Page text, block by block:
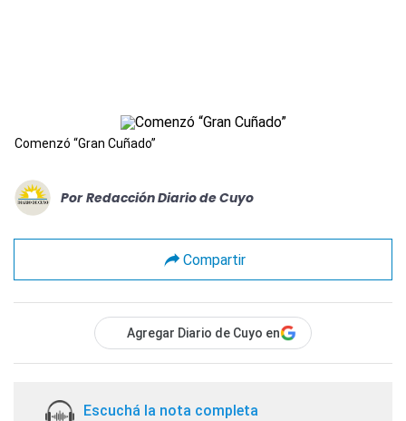
Comenzó “Gran Cuñado”
Por Redacción Diario de Cuyo
Compartir
Agregar Diario de Cuyo en
Escuchá la nota completa